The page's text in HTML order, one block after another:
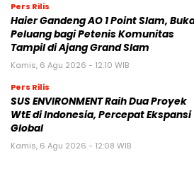
Pers Rilis
Haier Gandeng AO 1 Point Slam,
Peluang bagi Petenis Komunitas
Tampil di Ajang Grand Slam
Kamis, 6 Agu 2026 - 12:10 WIB
Pers Rilis
SUS ENVIRONMENT Raih Dua Proyek
WtE di Indonesia, Percepat Ekspansi
Global
Kamis, 6 Agu 2026 - 12:08 WIB